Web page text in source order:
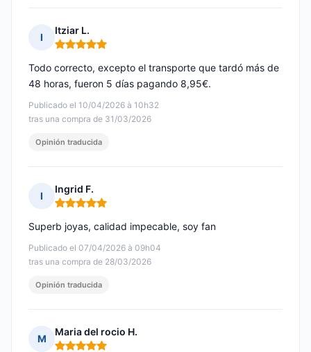
I
Itziar L.
Nota: 5 de 5
Publicado el 10/04/2026 à 10h32
tras una compra de 31/03/2026
Todo correcto, excepto el transporte que tardó más de
48 horas, fueron 5 días pagando 8,95€.
Opinión traducida
I
Ingrid F.
Nota: 5 de 5
Publicado el 07/04/2026 à 09h04
tras una compra de 28/03/2026
Superb joyas, calidad impecable, soy fan
Opinión traducida
M
Maria del rocio H.